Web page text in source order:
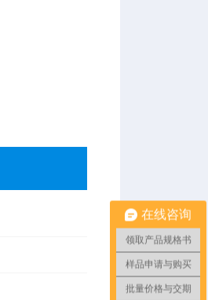
在线咨询
领取产品规格书
样品申请与购买
批量价格与交期